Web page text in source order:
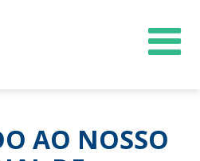
AO NOSSO